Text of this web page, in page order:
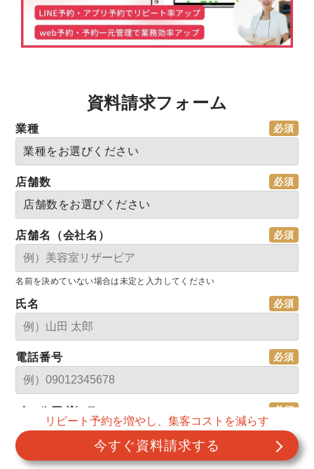
資料請求フォーム
業種
店舗数
店舗名（会社名）
名前を決めていない場合は未定と入力してください
氏名
電話番号
メールアドレス
利用中の集客媒体
リピート予約を増やし、集客コストを減らす
今すぐ資料請求する